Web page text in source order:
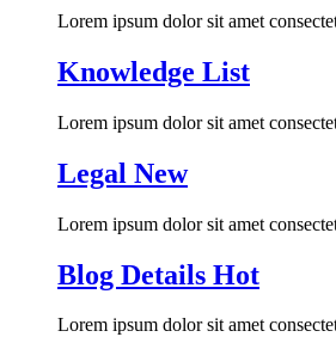
Lorem ipsum dolor sit amet
Knowledge List
Lorem ipsum dolor sit amet
Legal New
Lorem ipsum dolor sit amet
Blog Details Hot
Lorem ipsum dolor sit amet